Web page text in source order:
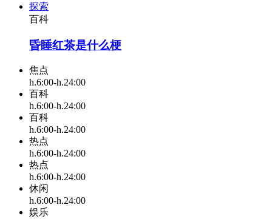
探索
百科
昏睡红茶是什么梗
焦点
h.6:00-h.24:00
百科
h.6:00-h.24:00
百科
h.6:00-h.24:00
热点
h.6:00-h.24:00
热点
h.6:00-h.24:00
休闲
h.6:00-h.24:00
娱乐